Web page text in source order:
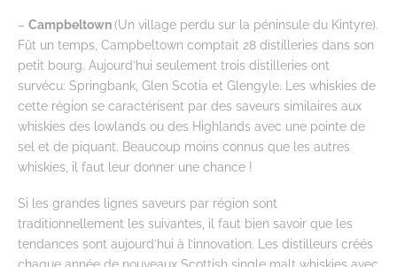
– Campbeltown(Un village perdu sur la péninsule du Kintyre).
Fût un temps, Campbeltown comptait 28 distilleries dans son
petit bourg. Aujourd’hui seulement trois distilleries ont
survécu: Springbank, Glen Scotia et Glengyle. Les whiskies de
cette région se caractérisent par des saveurs similaires aux
whiskies des lowlands ou des Highlands avec une pointe de
sel et de piquant. Beaucoup moins connus que les autres
whiskies, il faut leur donner une chance !
Si les grandes lignes saveurs par région sont
traditionnellement les suivantes, il faut bien savoir que les
tendances sont aujourd’hui à l’innovation. Les distilleurs créés